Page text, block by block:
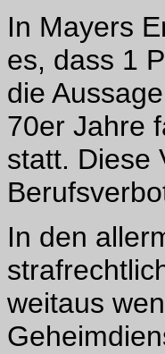
In Mayers
es, dass 1
die
70er Jahre
statt. Diese
In den
weitaus